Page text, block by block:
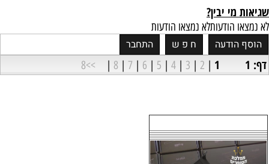
שגיאות מי יבין?
לא נמצאו הודעותלא נמצאו הודעות
דף: 1 1
|
2
|
3
|
4
|
5
|
6
|
7
|
8
|
>>8